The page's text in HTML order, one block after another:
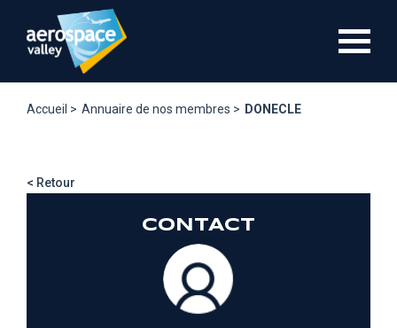
contenu
Accueil > Annuaire de nos membres > DONECLE
< Retour
CONTACT